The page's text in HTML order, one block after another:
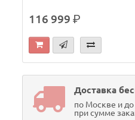
116 999р.
Доставка
по Москве и
при сумме